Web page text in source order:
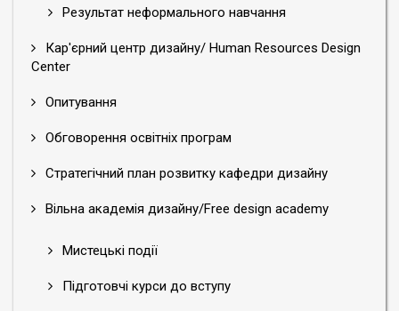
Результат неформального навчання
Кар'єрний центр дизайну/ Human Resources Design
Center
Опитування
Обговорення освітніх програм
Стратегічний план розвитку кафедри дизайну
Вільна академія дизайну/Free design academy
Мистецькі події
Підготовчі курси до вступу